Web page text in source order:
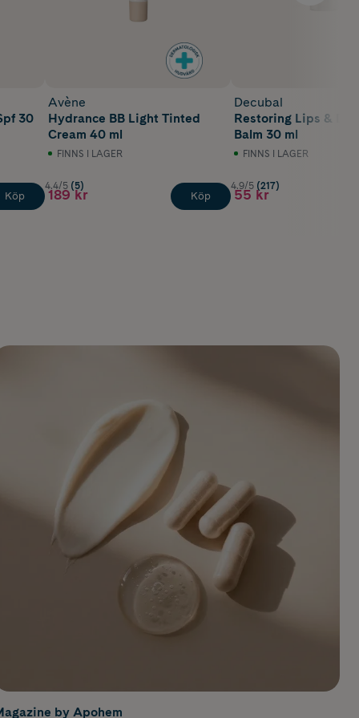
30
Köp
Avène
Hydrance BB Light Tinted
Cream 40 ml
FINNS I LAGER
4.4/5 (5)
189 kr Köp
Decubal
Restoring Lips &
Balm 30 ml
FINNS I LAGER
4.9/5 (217)
55 kr
by Apohem